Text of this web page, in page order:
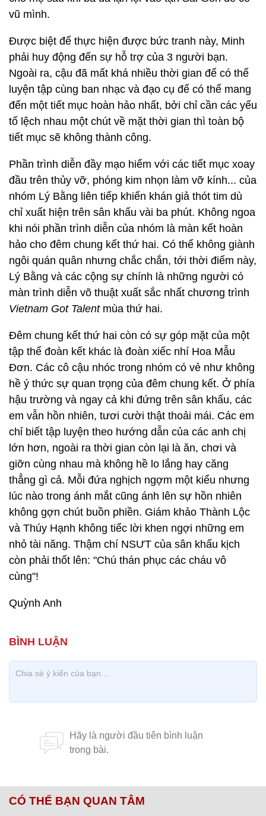
vũ mình.
Được biệt để thực hiện được bức tranh này, Minh
phải huy động đến sự hỗ trợ của 3 người bạn.
Ngoài ra, cậu đã mất khá nhiều thời gian để có thể
luyện tập cùng ban nhạc và đạo cụ để có thể mang
đến một tiết mục hoàn hảo nhất, bởi chỉ cần các yếu
tố lệch nhau một chút về mặt thời gian thì toàn bộ
tiết mục sẽ không thành công.
Phần trình diễn đầy mạo hiểm với các tiết mục xoay
đầu trên thủy vỡ, phóng kim nhọn làm vỡ kính... của
nhóm Lý Bằng liên tiếp khiến khán giả thót tim dù
chỉ xuất hiện trên sân khấu vài ba phút. Không ngoa
khi nói phần trình diễn của nhóm là màn kết hoàn
hảo cho đêm chung kết thứ hai. Có thể không giành
ngôi quán quân nhưng chắc chắn, tới thời điểm này,
Lý Bằng và các cộng sự chính là những người có
màn trình diễn võ thuật xuất sắc nhất chương trình
Vietnam Got Talentmùa thứ hai.
Đêm chung kết thứ hai còn có sự góp mặt của một
tập thể đoàn kết khác là đoàn xiếc nhí Hoa Mẫu
Đơn. Các cô cậu nhóc trong nhóm có vẻ như không
hề ý thức sự quan trọng của đêm chung kết. Ở phía
hậu trường và ngay cả khi đứng trên sân khấu, các
em vẫn hồn nhiên, tươi cười thật thoải mái. Các em
chỉ biết tập luyện theo hướng dẫn của các anh chị
lớn hơn, ngoài ra thời gian còn lại là ăn, chơi và
giỡn cùng nhau mà không hề lo lắng hay căng
thẳng gì cả. Mỗi đứa nghịch ngợm một kiểu nhưng
lúc nào trong ánh mắt cũng ánh lên sự hồn nhiên
không gợn chút buồn phiền. Giám khảo Thành Lộc
và Thúy Hạnh không tiếc lời khen ngợi những em
nhỏ tài năng. Thậm chí NSƯT của sân khấu kịch
còn phải thốt lên: "Chú thán phục các cháu vô
cùng"!
Quỳnh Anh
CÓ THỂ BẠN QUAN TÂM